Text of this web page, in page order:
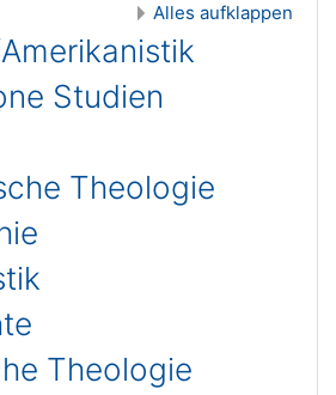
Alles aufklappen
Studien
Theologie
Theologie